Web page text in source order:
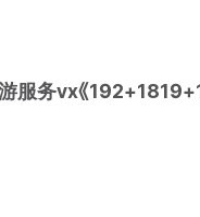
服务vx《